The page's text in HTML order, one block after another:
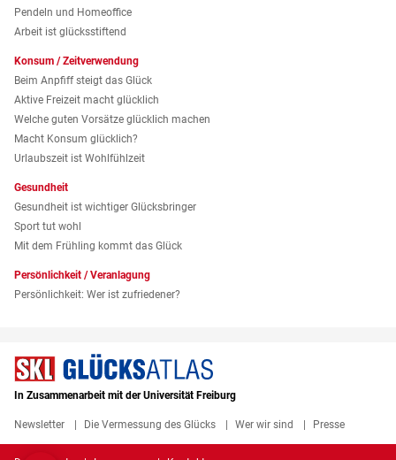
Pendeln und Homeoffice
Arbeit ist glücksstiftend
Konsum / Zeitverwendung
Beim Anpfiff steigt das Glück
Aktive Freizeit macht glücklich
Welche guten Vorsätze glücklich machen
Macht Konsum glücklich?
Urlaubszeit ist Wohlfühlzeit
Gesundheit
Gesundheit ist wichtiger Glücksbringer
Sport tut wohl
Mit dem Frühling kommt das Glück
Persönlichkeit / Veranlagung
Persönlichkeit: Wer ist zufriedener?
In Zusammenarbeit mit der Universität Freiburg
Newsletter Die Vermessung des Glücks Wer wir sind Presse